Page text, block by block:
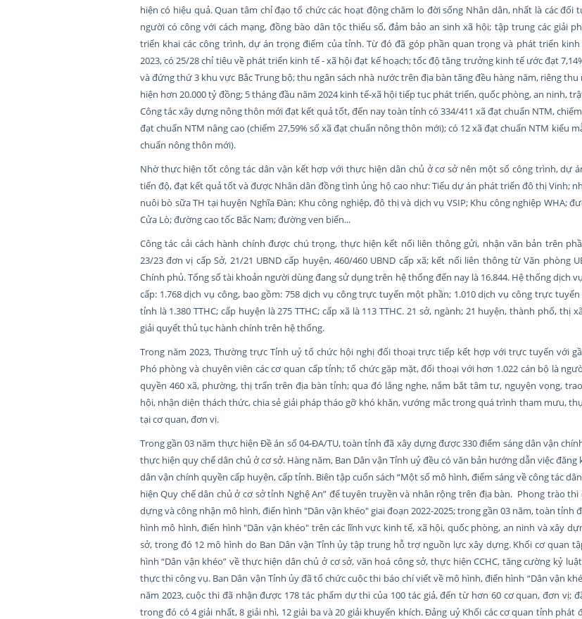
hiện có hiệu quả. Quan tâm chỉ đạo tổ chức các hoạt động chăm lo đời sống Nhân dân, nhất là các đối
người có công với cách mạng, đồng bào dân tộc thiểu số, đảm bảo an sinh xã hội; tập trung các giải
triển khai các công trình, dự án trọng điểm của tỉnh. Từ đó đã góp phần quan trọng và phát triển
2023, có 25/28 chỉ tiêu về phát triển kinh tế - xã hội đạt kế hoạch; tốc độ tăng trưởng kinh tế ước đạt
và đứng thứ 3 khu vực Bắc Trung bộ; thu ngân sách nhà nước trên địa bàn tăng đều hàng năm, riêng thu
hiện hơn 20.000 tỷ đồng; 5 tháng đầu năm 2024 kinh tế-xã hội tiếp tục phát triển, quốc phòng, an ninh,
Công tác xây dựng nông thôn mới đạt kết quả tốt, đến nay toàn tỉnh có 334/411 xã đạt chuẩn NTM, chiếm
đạt chuẩn NTM nâng cao (chiếm 27,59% số xã đạt chuẩn nông thôn mới); có 12 xã đạt chuẩn NTM kiểu
chuẩn nông thôn mới).
Nhờ thực hiện tốt công tác dân vận kết hợp với thực hiện dân chủ ở cơ sở nên một số công trình, dự
tiến độ, đạt kết quả tốt và được Nhân dân đồng tình ủng hộ cao như: Tiểu dự án phát triển đô thị Vinh;
nuôi bò sữa TH tại huyện Nghĩa Đàn; Khu công nghiệp, đô thị và dịch vụ VSIP; Khu công nghiệp WHA;
Cửa Lò; đường cao tốc Bắc Nam; đường ven biển...
Công tác cải cách hành chính được chú trọng, thực hiện kết nối liên thông gửi, nhận văn bản trên
23/23 đơn vị cấp Sở, 21/21 UBND cấp huyện, 460/460 UBND cấp xã; kết nối liên thông từ Văn phòng
Chính phủ. Tổng số tài khoản người dùng đang sử dụng trên hệ thống đến nay là 16.844. Hệ thống dịch
cấp: 1.768 dịch vụ công, bao gồm: 758 dịch vụ công trực tuyến một phần; 1.010 dịch vụ công trực
tỉnh là 1.380 TTHC; cấp huyện là 275 TTHC; cấp xã là 113 TTHC. 21 sở, ngành; 21 huyện, thành phố, thị
giải quyết thủ tục hành chính trên hệ thống.
Trong năm 2023, Thường trực Tỉnh uỷ tổ chức hội nghị đối thoại trực tiếp kết hợp với trực tuyến với
Phó phòng và chuyên viên các cơ quan cấp tỉnh; tổ chức gặp mặt, đối thoại với hơn 1.022 cán bộ là
quyền 460 xã, phường, thị trấn trên địa bàn tỉnh; qua đó lắng nghe, nắm bắt tâm tư, nguyện vọng,
hội, nhận diện thách thức, chia sẻ giải pháp tháo gỡ khó khăn, vướng mắc trong quá trình tham mưu,
tại cơ quan, đơn vị.
Trong gần 03 năm thực hiện Đề án số 04-ĐA/TU, toàn tỉnh đã xây dựng được 330 điểm sáng dân vận
thực hiện quy chế dân chủ ở cơ sở. Hàng năm, Ban Dân vận Tỉnh uỷ đều có văn bản hướng dẫn việc đăng
dân vận chính quyền cấp huyện, cấp tỉnh. Biên tập cuốn sách “Một số mô hình, điểm sáng về công tác
hiện Quy chế dân chủ ở cơ sở tỉnh Nghệ An” để tuyên truyền và nhân rộng trên địa bàn. Phong trào thi
dựng và công nhận mô hình, điển hình "Dân vận khéo" giai đoạn 2022-2025; trong gần 03 năm, toàn tỉnh
hình mô hình, điển hình "Dân vận khéo" trên các lĩnh vực kinh tế, xã hội, quốc phòng, an ninh và xây
sở, trong đó 12 mô hình do Ban Dân vận Tỉnh ủy tập trung hỗ trợ nguồn lực xây dựng. Khối cơ quan
hình “Dân vận khéo” về thực hiện dân chủ ở cơ sở, văn hoá công sở, thực hiện CCHC, tăng cường kỷ
thực thi công vụ. Ban Dân vận Tỉnh ủy đã tổ chức cuộc thi báo chí viết về mô hình, điển hình “Dân vận
năm 2023, cuộc thi đã nhận được 178 tác phẩm dự thi của 100 tác giả, đến từ hơn 60 cơ quan, đơn vị;
trong đó có 4 giải nhất, 8 giải nhì, 12 giải ba và 20 giải khuyến khích. Đảng uỷ Khối các cơ quan tỉnh phát